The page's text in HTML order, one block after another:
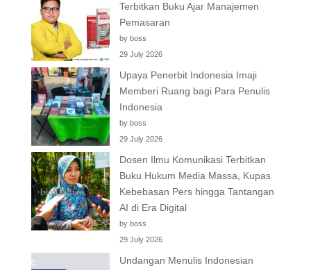
Terbitkan Buku Ajar Manajemen
Pemasaran
by boss
29 July 2026
Upaya Penerbit Indonesia Imaji
Memberi Ruang bagi Para Penulis
Indonesia
by boss
29 July 2026
Dosen Ilmu Komunikasi Terbitkan
Buku Hukum Media Massa, Kupas
Kebebasan Pers hingga Tantangan
AI di Era Digital
by boss
29 July 2026
Undangan Menulis Indonesian